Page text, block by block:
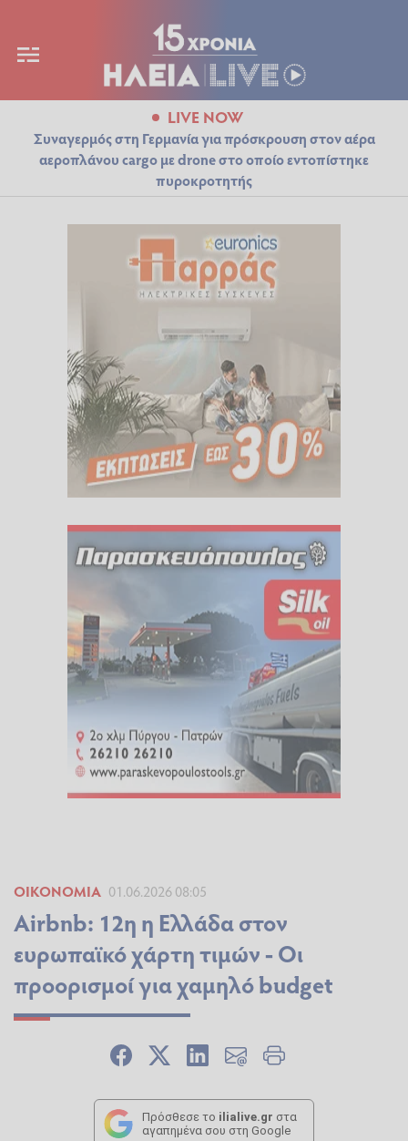
LIVE NOW
Συναγερμός στη Γερμανία για πρόσκρουση στον αέρα
αεροπλάνου cargo με drone στο οποίο εντοπίστηκε
πυροκροτητής
ΟΙΚΟΝΟΜΊΑ 01.06.2026 08:05
Airbnb: 12η η Ελλάδα στον
ευρωπαϊκό χάρτη τιμών - Οι
προορισμοί για χαμηλό budget
Πρόσθεσε το ilialive.gr στα
αγαπημένα σου στη Google